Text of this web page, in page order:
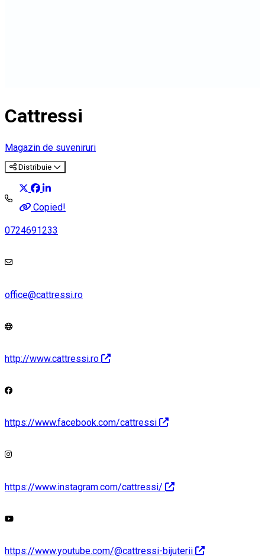
Cattressi
Magazin de suveniruri
Distribuie
Copied!
0724691233
office@cattressi.ro
http://www.cattressi.ro
https://www.facebook.com/cattressi
https://www.instagram.com/cattressi/
https://www.youtube.com/@cattressi-bijuterii